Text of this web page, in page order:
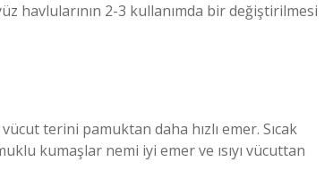
havlularının 2-3 kullanımda bir değiştirilmesi
terini pamuktan daha hızlı emer. Sıcak
kumaşlar nemi iyi emer ve ısıyı vücuttan